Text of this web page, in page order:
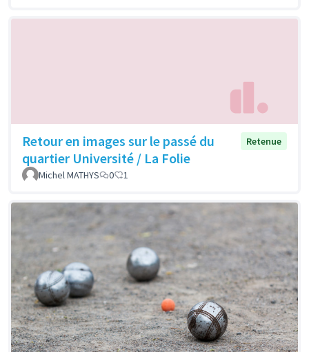
Retour en images sur le passé du
quartier Université / La Folie
Retenue
Michel MATHYS 0 1